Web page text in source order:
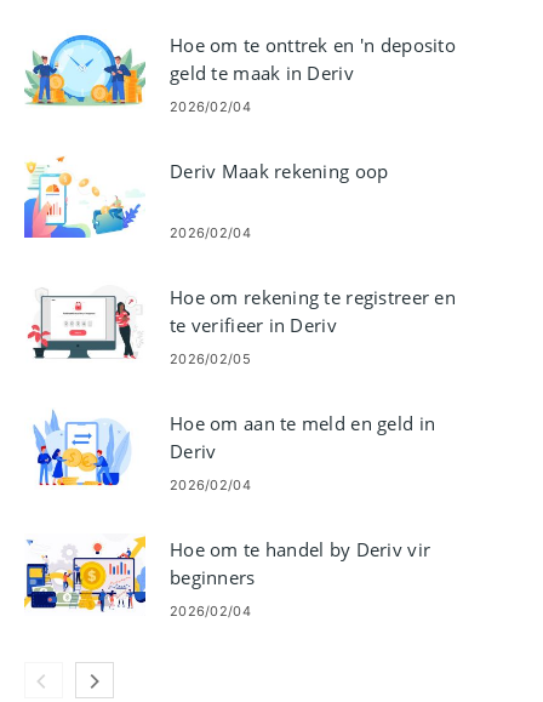
Hoe om te onttrek en 'n deposito
geld te maak in Deriv
2026/02/04
Deriv Maak rekening oop
2026/02/04
Hoe om rekening te registreer en
te verifieer in Deriv
2026/02/05
Hoe om aan te meld en geld in
Deriv
2026/02/04
Hoe om te handel by Deriv vir
beginners
2026/02/04